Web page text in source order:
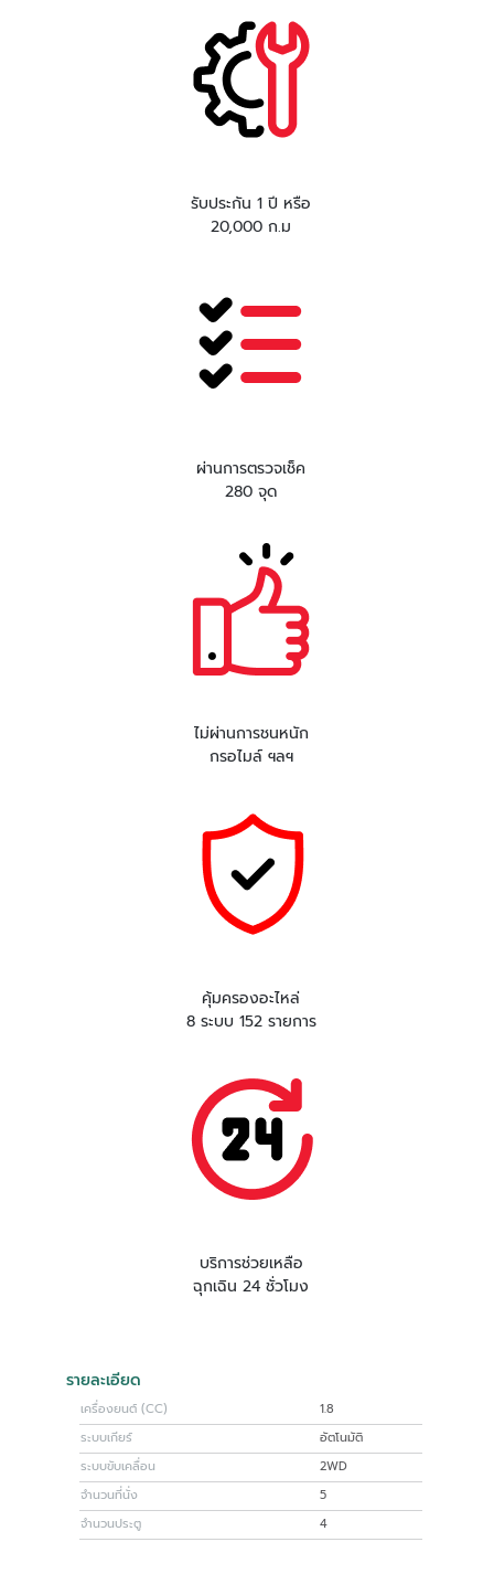
รับประกัน 1 ปี หรือ
20,000 ก.ม
ผ่านการตรวจเช็ค
280 จุด
ไม่ผ่านการชนหนัก
กรอไมล์ ฯลฯ
คุ้มครองอะไหล่
8 ระบบ 152 รายการ
บริการช่วยเหลือ
ฉุกเฉิน 24 ชั่วโมง
รายละเอียด
เครื่องยนต์ (CC)
1.8
ระบบเกียร์
อัตโนมัติ
ระบบขับเคลื่อน
2WD
จำนวนที่นั่ง
5
จำนวนประตู
4